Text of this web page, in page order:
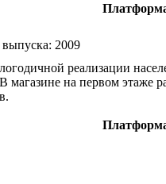
выпуска: 2009
реализации
на первом этаже